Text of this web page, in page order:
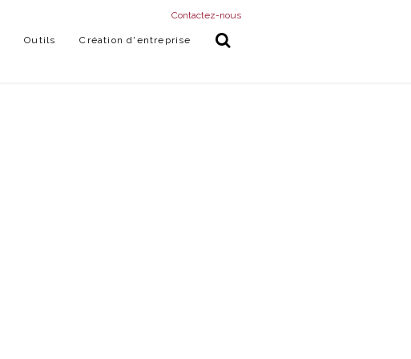
Outils Création d'entreprise
Contactez-nous